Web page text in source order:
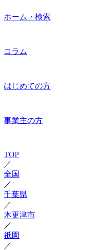
ホーム・検索
コラム
はじめての方
事業主の方
TOP
／
全国
／
千葉県
／
木更津市
／
祇園
／